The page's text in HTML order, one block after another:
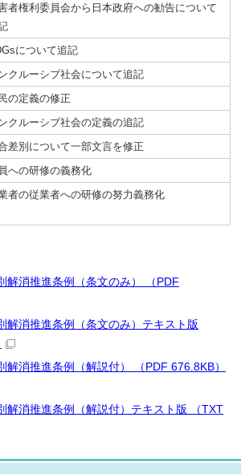
者権利委員会から日本政府への勧告について
について追記
クルーシブ社会について追記
の定義の修正
クルーシブ社会の定義の追記
差別について一部文言を修正
への研修の義務化
者の従業者への研修の努力義務化
解消推進条例（条文のみ） （PDF
解消推進条例（条文のみ）テキスト版
解消推進条例（解説付） （PDF 676.8KB）
解消推進条例（解説付）テキスト版 （TXT